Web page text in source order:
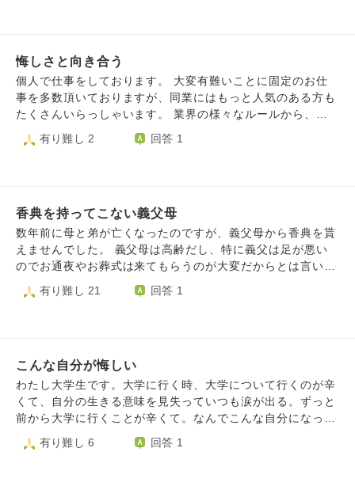
に気付かず鉢合わせ。 お爺さんは私を凝視してきまし
た。騒ごうかと思いましたが、 色んな人（武術家、警察
官、医師、僧侶など）からの「逃げなさい」 というご助言
どおり、また「見られている」というだけでは 警察に突き
る武術家の先生から、 「孫子の兵法には一番最後に『逃げ
残りますよ」 と言われました。 しかし、無駄に血の気の
多い私としては、それが悔しくて 堪りません。どうにかし
て相手を懲らしめたいと思ってしまいます。 私の精神科
の先生も、 「世の中には白と黒じゃ片付かない事の方が多
いんだよ」 尊敬する科学書作家のくられ先生も 「論破はカ
ッコ悪い」 と言いますが、相手をフルボッコにしたいとい
根性論とか言うのはやめてください。 こんな事を書くの
は、実際に言われたからです。
てはいけないという感覚が消えません。 わたしはだめだ、
わたしはだめだという思いが常にあります。
悔しさと向き合う
個人で仕事をしております。 大変有難いことに固定のお仕
事を多数頂いておりますが、同業にはもっと人気のある方も
たくさんいらっしゃいます。 業界の様々なルールから、ベ
テランやお金のある人に比べて若手には制限が多く、どうし
ても制限の少ない方へ流れてしまいます。 場所や時間帯も
れは商品や時間で判断しているから、私という「人」で判断
してくれている方々は、本当のファン！有り難い存在なん
だ！と。 しかし、、、 同業の方へわっと人が集まっている
のを見ると、やっぱり涙がこぼれそうです。 悔しい気持
れる、そんな考えについて教えていただけませんか。 よろ
有り難し 2 回答 1
香典を持ってこない義父母
数年前に母と弟が亡くなったのですが、義父母から香典を貰
えませんでした。 義父母は高齢だし、特に義父は足が悪い
のでお通夜やお葬式は来てもらうのが大変だからとは言いま
したが、あとで香典を貰えるのかなと思っていました。 け
してお金が欲しいとかではなく、お悔やみの気持ちが欲しか
関係は、良くも悪くもありませんが、 なぜ私(嫁)の家族には
お悔やみの気持ちがないのかわからなく、 母や弟の死を軽
く見ているような気がして、悔しく悲しい気持ちです。 頭
にきたから、私の実父に 義父母が亡くなったら香典は持っ
て 優しくしようとか、気を使おうという気持ちは無くなり
有り難し 21 回答 1
こんな自分が悔しい
わたし大学生です。大学に行く時、大学について行くのが辛
くて、自分の生きる意味を見失っていつも涙が出る。ずっと
前から大学に行くことが辛くて。なんでこんな自分になった
のかも分からない。真面目にやってたつもりだったのですが
急に大学に行くことが苦しくなって。逃げてた。いつもどう
有り難し 6 回答 1